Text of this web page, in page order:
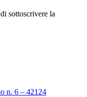
sottoscrivere la
n. 6 – 42124